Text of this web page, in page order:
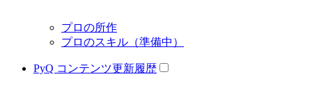
プロの所作
プロのスキル（準備中）
PyQ コンテンツ更新履歴